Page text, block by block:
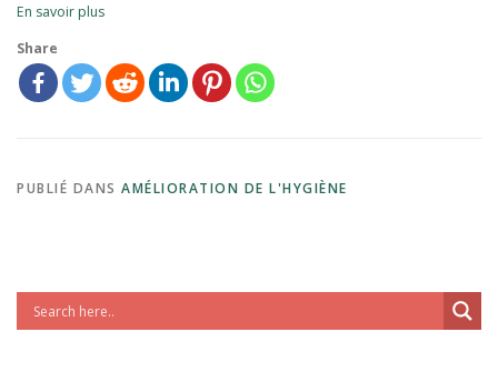
En savoir plus
Share
PUBLIÉ DANS AMÉLIORATION DE L'HYGIÈNE